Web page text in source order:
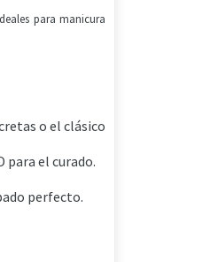
para manicura
o el clásico
para el curado.
perfecto.